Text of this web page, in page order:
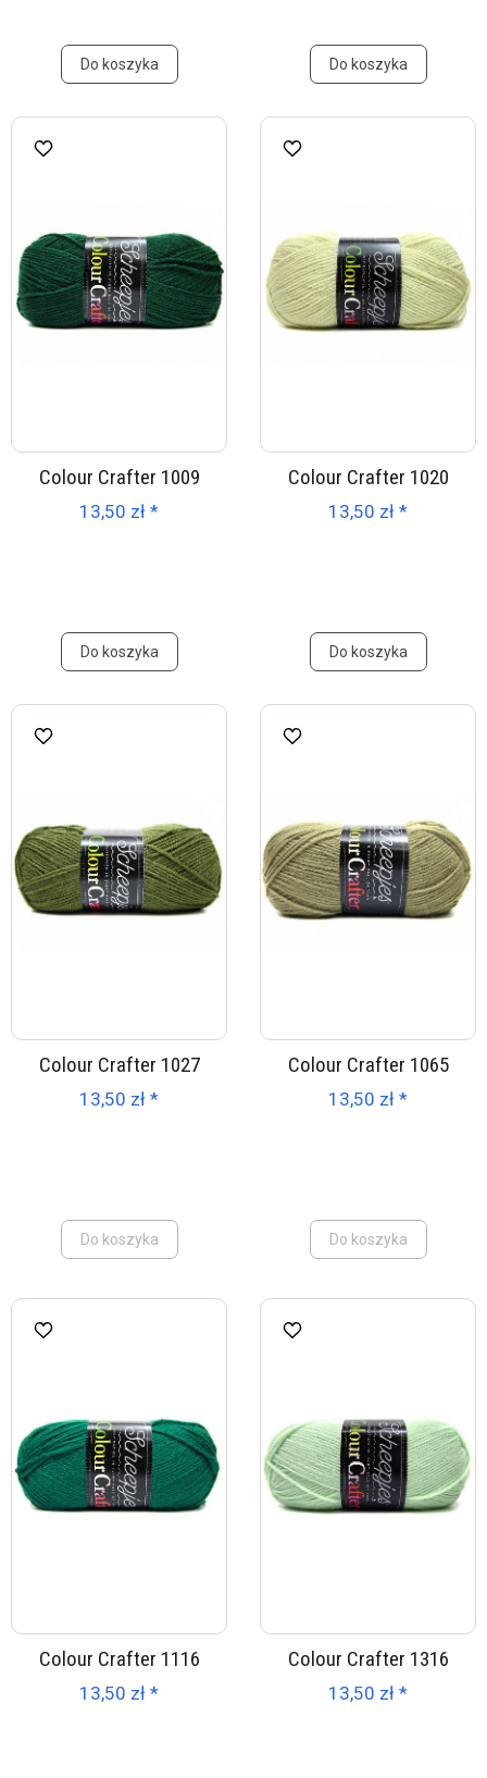
Do koszyka Do koszyka
Colour Crafter 1009
13,50 zł *
Do koszyka
Colour Crafter 1020
13,50 zł *
Do koszyka
Colour Crafter 1027
13,50 zł *
Do koszyka
Colour Crafter 1065
13,50 zł *
Do koszyka
Colour Crafter 1116
13,50 zł *
Colour Crafter 1316
13,50 zł *